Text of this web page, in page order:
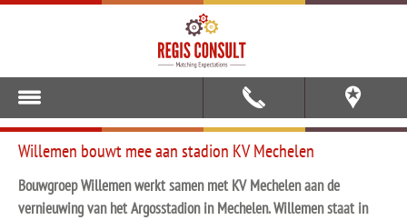
Willemen bouwt mee aan stadion KV Mechelen
Bouwgroep Willemen werkt samen met KV Mechelen aan de
vernieuwing van het Argosstadion in Mechelen. Willemen staat in